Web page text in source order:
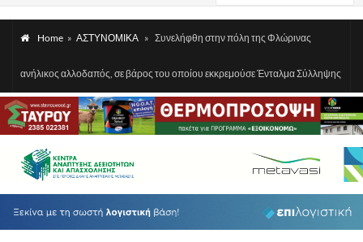
Home » ΑΣΤΥΝΟΜΙΚΑ » Συνελήφθη στην πόλη της Φλώρινας
ανήλικος αλλοδαπός, σε βάρος του οποίου εκκρεμούσε Ένταλμα Σύλληψης